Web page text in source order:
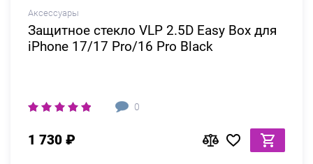
Аксессуары
Защитное стекло VLP 2.5D Easy Box для
iPhone 17/17 Pro/16 Pro Black
0
1 730 ₽